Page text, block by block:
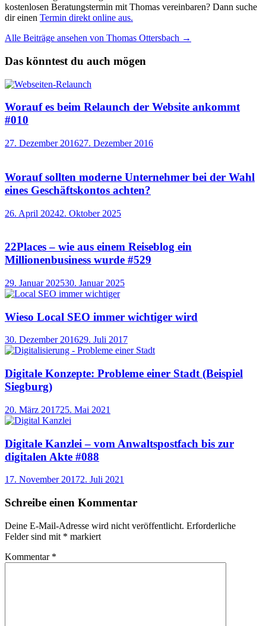
kostenlosen Beratungstermin mit Thomas vereinbaren? Dann suche
dir einen Termin direkt online aus.
Alle Beiträge ansehen von Thomas Ottersbach →
Das könntest du auch mögen
Worauf es beim Relaunch der Website ankommt
#010
27. Dezember 201627. Dezember 2016
Worauf sollten moderne Unternehmer bei der Wahl
eines Geschäftskontos achten?
26. April 20242. Oktober 2025
22Places – wie aus einem Reiseblog ein
Millionenbusiness wurde #529
29. Januar 202530. Januar 2025
Wieso Local SEO immer wichtiger wird
30. Dezember 201629. Juli 2017
Digitale Konzepte: Probleme einer Stadt (Beispiel
Siegburg)
20. März 201725. Mai 2021
Digitale Kanzlei – vom Anwaltspostfach bis zur
digitalen Akte #088
17. November 20172. Juli 2021
Schreibe einen Kommentar
Deine E-Mail-Adresse wird nicht veröffentlicht. Erforderliche
Felder sind mit * markiert
Kommentar *